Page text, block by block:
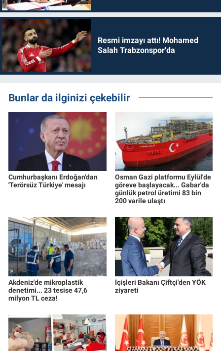
Resmi imzayı attı! Mohamed
Salah Trabzonspor'da
Bunlar da ilginizi çekebilir
Cumhurbaşkanı Erdoğan'dan
'Terörsüz Türkiye' mesajı
Osman Gazi platformu Eylül'de
göreve başlayacak... Gabar'da
günlük petrol üretimi 83 bin
200 varile ulaştı
Akdeniz'de mikroplastik
denetimi... 23 tesise 47,6
milyon TL ceza!
İçişleri Bakanı Çiftçi'den YÖK
ziyareti